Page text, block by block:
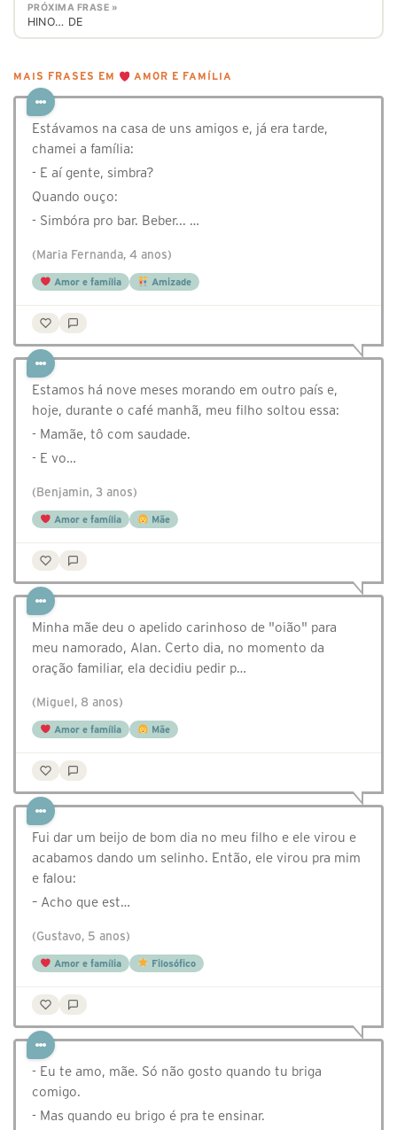
PRÓXIMA FRASE »
HINO… DE
MAIS FRASES EM AMOR E FAMÍLIA
Estávamos na casa de uns amigos e, já era tarde,
chamei a família:
- E aí gente, simbra?
Quando ouço:
- Simbóra pro bar. Beber... …
(Maria Fernanda, 4 anos)
Amor e família Amizade
Estamos há nove meses morando em outro país e,
hoje, durante o café manhã, meu filho soltou essa:
- Mamãe, tô com saudade.
- ⁠E vo…
(Benjamin, 3 anos)
Amor e família Mãe
Minha mãe deu o apelido carinhoso de "oião" para
meu namorado, Alan. Certo dia, no momento da
oração familiar, ela decidiu pedir p…
(Miguel, 8 anos)
Amor e família Mãe
Fui dar um beijo de bom dia no meu filho e ele virou e
acabamos dando um selinho. Então, ele virou pra mim
e falou:
– Acho que est…
(Gustavo, 5 anos)
Amor e família Filosófico
- Eu te amo, mãe. Só não gosto quando tu briga
comigo.
- Mas quando eu brigo é pra te ensinar.